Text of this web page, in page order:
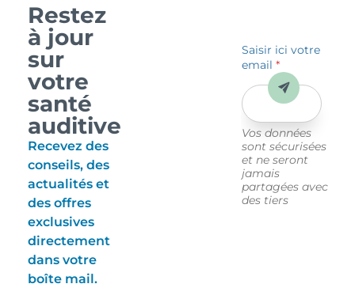
Restez
à jour
sur
votre
santé
auditive
Recevez des
conseils, des
actualités et
des offres
exclusives
directement
dans votre
boîte mail.
Saisir ici votre
email*
Vos données
sont sécurisées
et ne seront
jamais
partagées avec
des tiers
Envoyer